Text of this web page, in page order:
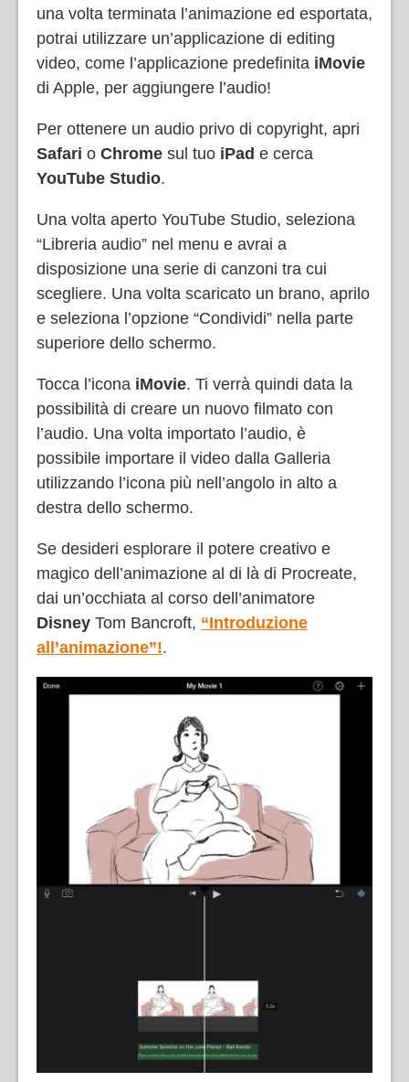
una volta terminata l’animazione ed esportata,
potrai utilizzare un’applicazione di editing
video, come l’applicazione predefinita iMovie
di Apple, per aggiungere l’audio!
Per ottenere un audio privo di copyright, apri
Safari o Chrome sul tuo iPad e cerca
YouTube Studio.
Una volta aperto YouTube Studio, seleziona
“Libreria audio” nel menu e avrai a
disposizione una serie di canzoni tra cui
scegliere. Una volta scaricato un brano, aprilo
e seleziona l’opzione “Condividi” nella parte
superiore dello schermo.
Tocca l’icona iMovie. Ti verrà quindi data la
possibilità di creare un nuovo filmato con
l’audio. Una volta importato l’audio, è
possibile importare il video dalla Galleria
utilizzando l’icona più nell’angolo in alto a
destra dello schermo.
Se desideri esplorare il potere creativo e
magico dell’animazione al di là di Procreate,
dai un’occhiata al corso dell’animatore
Disney Tom Bancroft, “Introduzione
all’animazione”!.